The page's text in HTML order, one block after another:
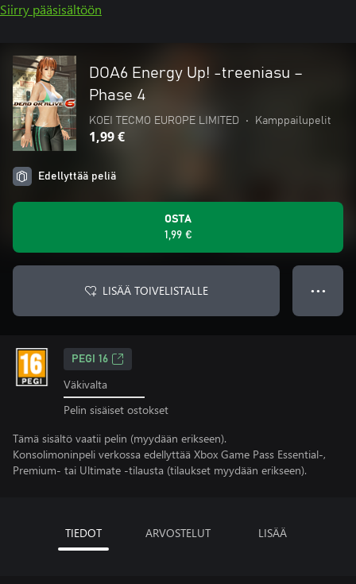
Siirry pääsisältöön
DOA6 Energy Up! -treeniasu –
Phase 4
KOEI TECMO EUROPE LIMITED • Kamppailupelit
1,99 €
Edellyttää peliä
OSTA
1,99 €
LISÄÄ TOIVELISTALLE ● ● ●
PEGI 16
Väkivalta
Pelin sisäiset ostokset
Tämä sisältö vaatii pelin (myydään erikseen).
Konsolimoninpeli verkossa edellyttää Xbox Game Pass Essential-,
Premium- tai Ultimate -tilausta (tilaukset myydään erikseen).
TIEDOT ARVOSTELUT LISÄÄ